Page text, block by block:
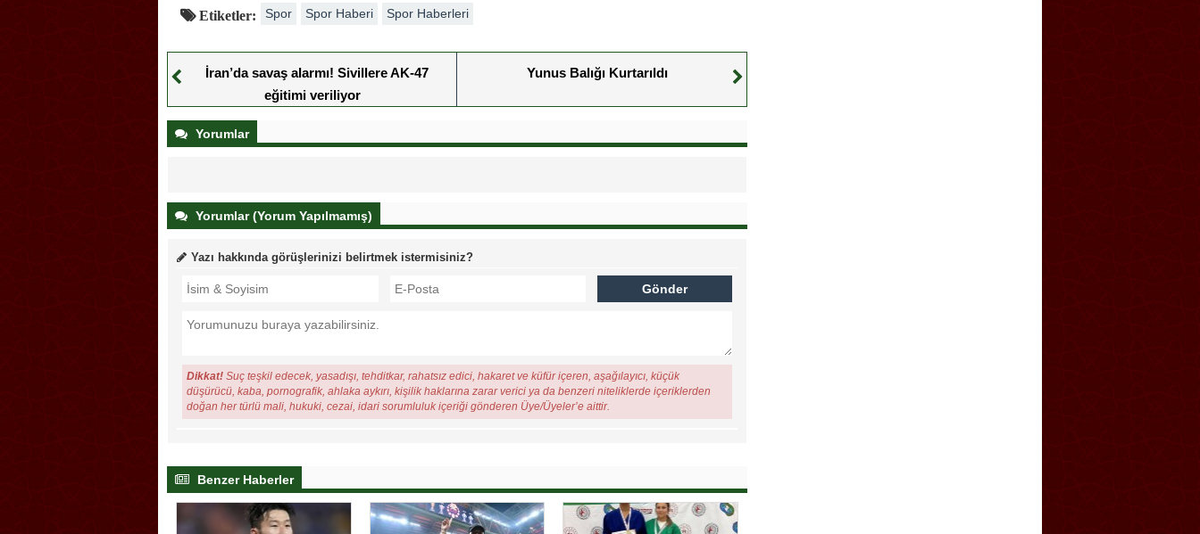
Etiketler: Spor Spor Haberi Spor Haberleri
İran’da savaş alarmı! Sivillere AK-47
eğitimi veriliyor
Yunus Balığı Kurtarıldı
Yorumlar
Yorumlar (Yorum Yapılmamış)
Yazı hakkında görüşlerinizi belirtmek istermisiniz?
Dikkat! Suç teşkil edecek, yasadışı, tehditkar, rahatsız edici, hakaret ve küfür içeren, aşağılayıcı, küçük
düşürücü, kaba, pornografik, ahlaka aykırı, kişilik haklarına zarar verici ya da benzeri niteliklerde içeriklerden
doğan her türlü mali, hukuki, cezai, idari sorumluluk içeriği gönderen Üye/Üyeler’e aittir.
Benzer Haberler